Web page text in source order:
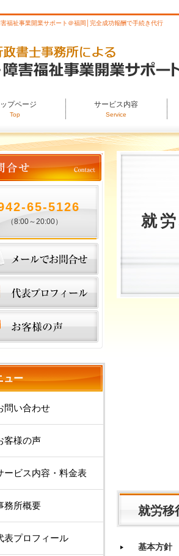
福祉事業開業サポート＠福岡│完全成功報酬で手続き代行
ップページ
Top
サービス内容
Service
就
就労移
基本方針
65-5126
（8:00～20:00）
ュー
問い合わせ
客様の声
ービス内容・料金表
務所概要
表プロフィール